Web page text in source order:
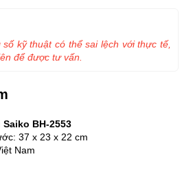
BH-2553
37 x 23 x 22 cm
Nam
kỹ thuật có thể sai lệch với thực tế,
để được tư vấn.